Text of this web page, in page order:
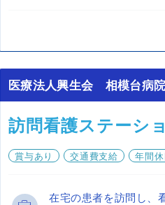
医療法人興生会 相模台病
訪問看護ステーシ
賞与あり 交通費支給 年間
在宅の患者を訪問し、